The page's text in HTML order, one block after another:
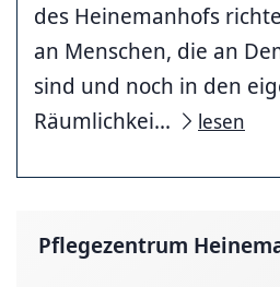
des Heinemanhofs
an Menschen, die an
sind und noch in den
Räumlichkei...
lesen
Pflegezentrum